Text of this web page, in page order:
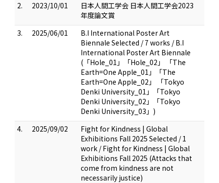
2.
2023/10/01
日本人間工学会 日本人間工学会2023
年度論文賞
3.
2025/06/01
B.I International Poster Art
Biennale Selected / 7 works / B.I
International Poster Art Biennale
(「Hole_01」「Hole_02」 「The
Earth=One Apple_01」「The
Earth=One Apple_02」 「Tokyo
Denki University_01」「Tokyo
Denki University_02」「Tokyo
Denki University_03」)
4.
2025/09/02
Fight for Kindness | Global
Exhibitions Fall 2025 Selected / 1
work / Fight for Kindness | Global
Exhibitions Fall 2025 (Attacks that
come from kindness are not
necessarily justice)